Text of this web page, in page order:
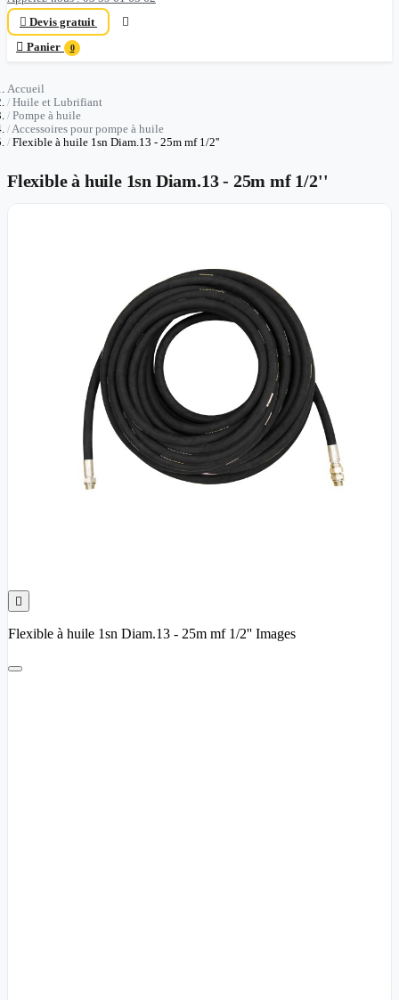
 Devis gratuit

 Panier 0
Accueil
Huile et Lubrifiant
Pompe à huile
Accessoires pour pompe à huile
Flexible à huile 1sn Diam.13 - 25m mf 1/2''
Flexible à huile 1sn Diam.13 - 25m mf 1/2''

Flexible à huile 1sn Diam.13 - 25m mf 1/2'' Images